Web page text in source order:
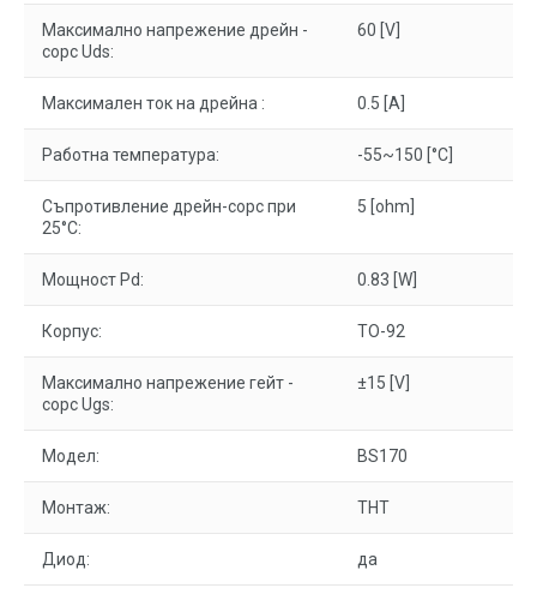
Максимално напрежение дрейн -
сорс Uds:
60 [V]
Максимален ток на дрейна : 0.5 [A]
Работна температура: -55~150 [°C]
Съпротивление дрейн-сорс при
25°С:
5 [ohm]
Мощност Pd: 0.83 [W]
Корпус: TO-92
Максимално напрежение гейт -
сорс Ugs:
±15 [V]
Модел: BS170
Монтаж: THT
Диод: да